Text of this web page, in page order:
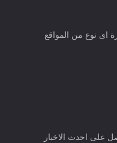
اى نوع من المواقع
على احدث الاخبار